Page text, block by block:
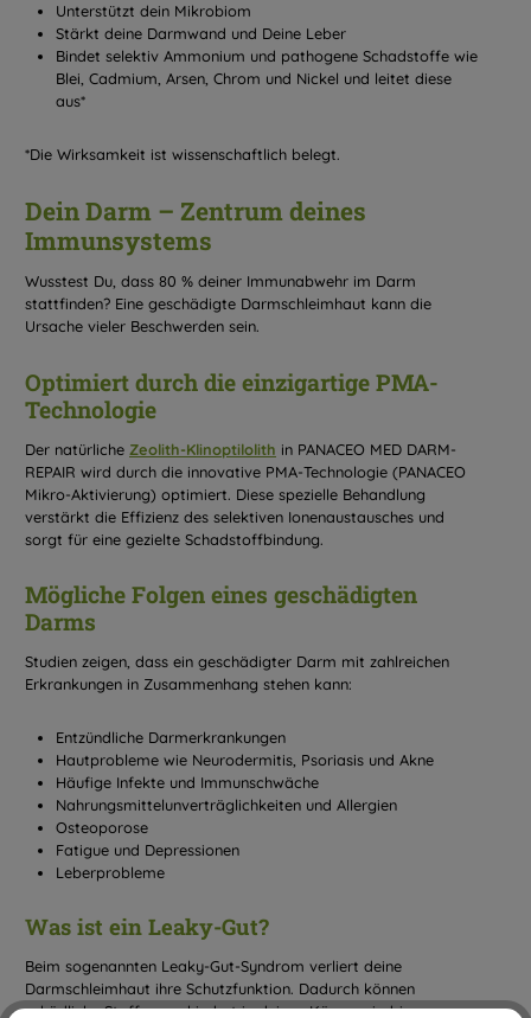
Unterstützt dein Mikrobiom
Stärkt deine Darmwand und Deine Leber
Bindet selektiv Ammonium und pathogene Schadstoffe wie
Blei, Cadmium, Arsen, Chrom und Nickel und leitet diese
aus*
*Die Wirksamkeit ist wissenschaftlich belegt.
Dein Darm – Zentrum deines
Immunsystems
Wusstest Du, dass 80 % deiner Immunabwehr im Darm
stattfinden? Eine geschädigte Darmschleimhaut kann die
Ursache vieler Beschwerden sein.
Optimiert durch die einzigartige PMA-
Technologie
Der natürliche Zeolith-Klinoptilolith in PANACEO MED DARM-
REPAIR wird durch die innovative PMA-Technologie (PANACEO
Mikro-Aktivierung) optimiert. Diese spezielle Behandlung
verstärkt die Effizienz des selektiven Ionenaustausches und
sorgt für eine gezielte Schadstoffbindung.
Mögliche Folgen eines geschädigten
Darms
Studien zeigen, dass ein geschädigter Darm mit zahlreichen
Erkrankungen in Zusammenhang stehen kann:
Entzündliche Darmerkrankungen
Hautprobleme wie Neurodermitis, Psoriasis und Akne
Häufige Infekte und Immunschwäche
Nahrungsmittelunverträglichkeiten und Allergien
Osteoporose
Fatigue und Depressionen
Leberprobleme
Was ist ein Leaky-Gut?
Beim sogenannten Leaky-Gut-Syndrom verliert deine
Darmschleimhaut ihre Schutzfunktion. Dadurch können
schädliche Stoffe ungehindert in deinen Körper eindringen,